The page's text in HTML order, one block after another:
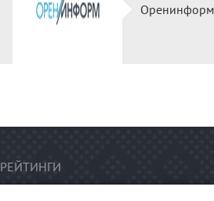
Оренинформ
РЕЙТИНГИ